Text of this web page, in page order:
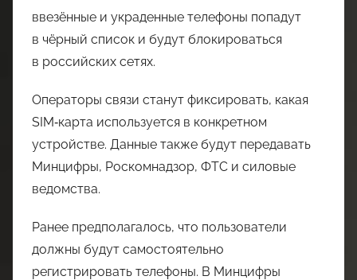
ввезённые и украденные телефоны попадут
в чёрный список и будут блокироваться
в российских сетях.
Операторы связи станут фиксировать, какая
SIM‑карта используется в конкретном
устройстве. Данные также будут передавать
Минцифры, Роскомнадзор, ФТС и силовые
ведомства.
Ранее предполагалось, что пользователи
должны будут самостоятельно
регистрировать телефоны. В Минцифры